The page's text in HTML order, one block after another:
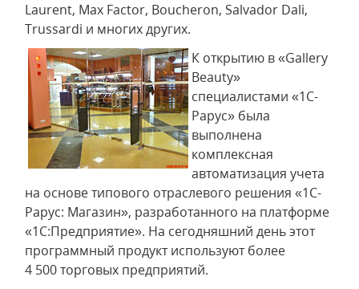
Laurent, Max Factor, Boucheron, Salvador Dali,
Trussardi и многих других.
К открытию в «Gallery
Beauty»
специалистами «1С-
Рарус» была
выполнена
комплексная
автоматизация учета
на основе типового отраслевого решения «1С-
Рарус: Магазин», разработанного на платформе
«1С:Предприятие». На сегодняшний день этот
программный продукт используют более
4 500 торговых предприятий.